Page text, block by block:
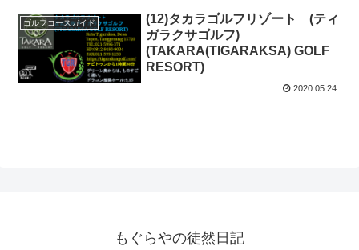
ゴルフコースガイド
(12)タカラゴルフリゾート (ティ
ガラクサゴルフ)
(TAKARA(TIGARAKSA) GOLF
RESORT)
2020.05.24
もぐらやの徒然日記